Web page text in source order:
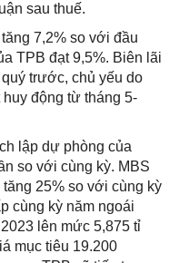
sau thuế.
7,2% so với đầu
TPB đạt 9,5%. Biên lãi
trước, chủ yếu do
động từ tháng 5-
lập dự phòng của
so với cùng kỳ. MBS
25% so với cùng kỳ
cùng kỳ năm ngoái
lên mức 5,875 tỉ
mục tiêu 19.200